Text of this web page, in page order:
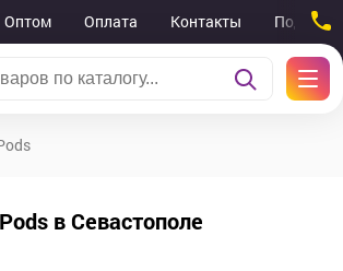
Оптом Оплата Контакты
в Севастополе